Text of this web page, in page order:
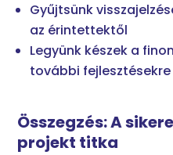
Gyűjtsünk
az érintettektől
Legyünk készek a
további fejlesztésekre
Összegzés: A
projekt titka